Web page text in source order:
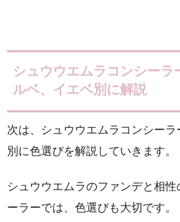
シュウウエムラコンシーラ
ルベ、イエベ別に解説
次は、シュウウエムラコンシー
別に色選びを解説していきます。
シュウウエムラのファンデと相
ーラーでは、色選びも大切です。